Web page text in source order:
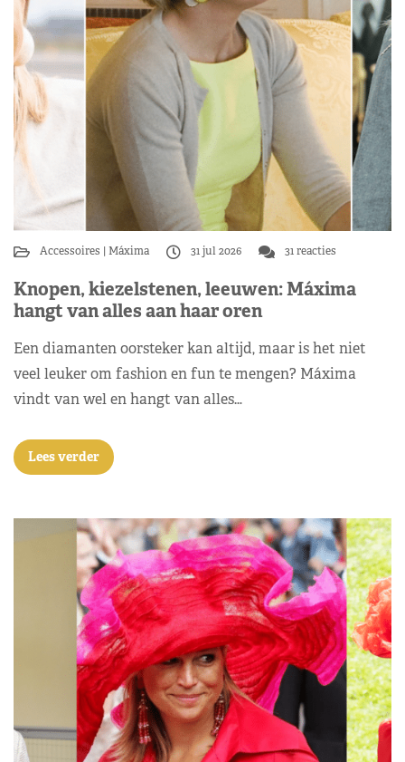
Accessoires Máxima 31 jul 2026 31 reacties
Knopen, kiezelstenen, leeuwen: Máxima
hangt van alles aan haar oren
Een diamanten oorsteker kan altijd, maar is het niet
veel leuker om fashion en fun te mengen? Máxima
vindt van wel en hangt van alles…
Lees verder